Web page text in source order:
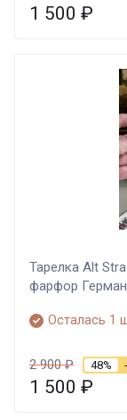
1 500 ₽
Тарелка Alt
фарфор
Осталась 1
2 900₽ 48%
1 500 ₽